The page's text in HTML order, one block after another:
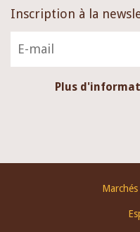
Inscription à la
Plus